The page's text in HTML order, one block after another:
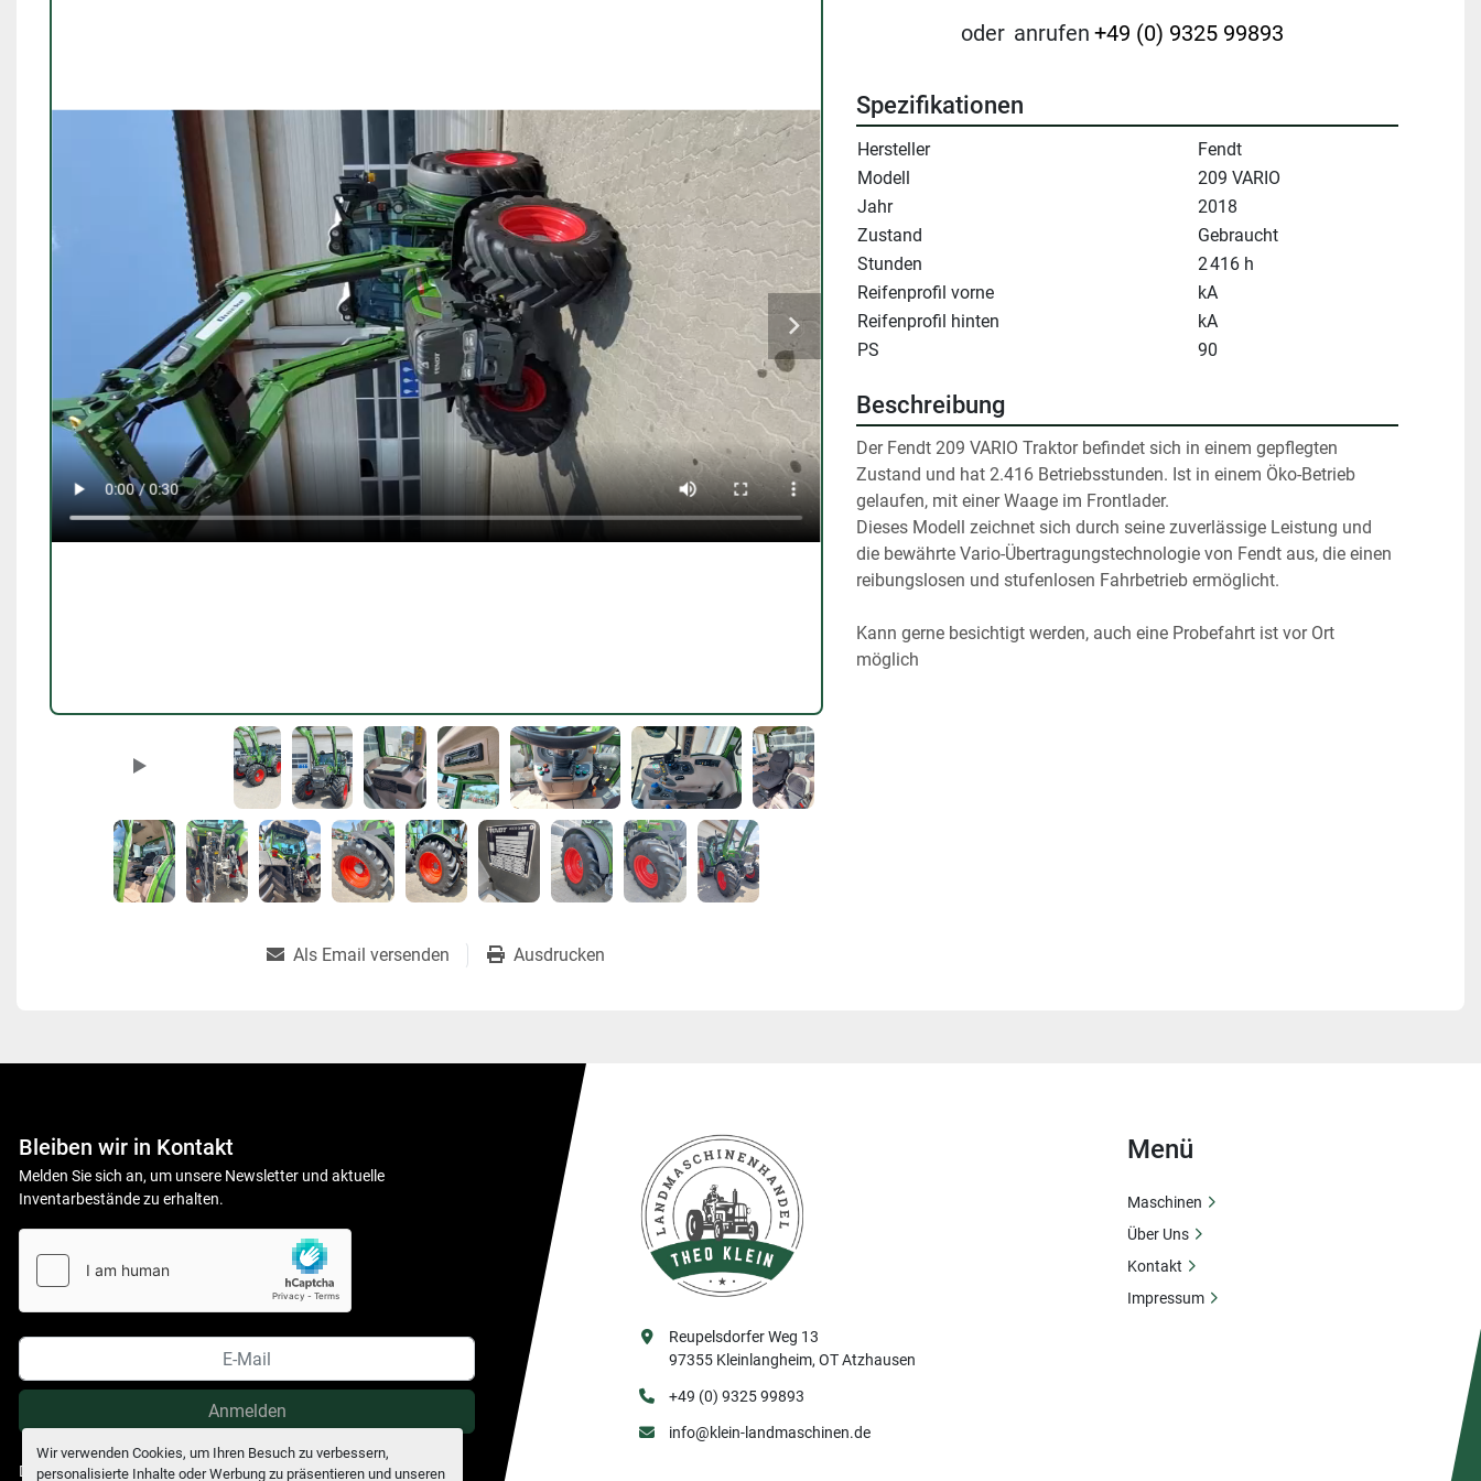
Wir verwenden Cookies, um Ihren Besuch zu verbessern,
personalisierte Inhalte oder Werbung zu präsentieren und unseren
oder anrufen +49 (0) 9325 99893
Als Email versenden Ausdrucken
Spezifikationen
Hersteller
Fendt
Modell
209 VARIO
Jahr
2018
Zustand
Gebraucht
Stunden
2 416 h
Reifenprofil vorne
kA
Reifenprofil hinten
kA
PS
90
Beschreibung
Der Fendt 209 VARIO Traktor befindet sich in einem gepflegten
Zustand und hat 2.416 Betriebsstunden. Ist in einem Öko-Betrieb
gelaufen, mit einer Waage im Frontlader.
Dieses Modell zeichnet sich durch seine zuverlässige Leistung und
die bewährte Vario-Übertragungstechnologie von Fendt aus, die einen
reibungslosen und stufenlosen Fahrbetrieb ermöglicht.
Kann gerne besichtigt werden, auch eine Probefahrt ist vor Ort
möglich
Bleiben wir in Kontakt
Melden Sie sich an, um unsere Newsletter und aktuelle
Inventarbestände zu erhalten.
Anmelden
Datenschutzerklärung
Reupelsdorfer Weg 13
97355 Kleinlangheim, OT Atzhausen
+49 (0) 9325 99893
info@klein-landmaschinen.de
Menü
Maschinen
Über Uns
Kontakt
Impressum